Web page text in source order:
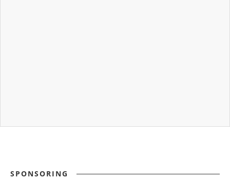
SPONSORING